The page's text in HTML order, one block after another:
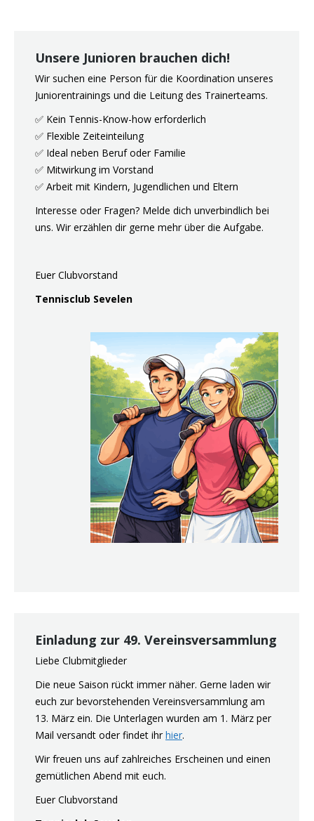
Unsere Junioren brauchen dich!
Wir suchen eine Person für die Koordination unseres
Juniorentrainings und die Leitung des Trainerteams.
✅ Kein Tennis-Know-how erforderlich
✅ Flexible Zeiteinteilung
✅ Ideal neben Beruf oder Familie
✅ Mitwirkung im Vorstand
✅ Arbeit mit Kindern, Jugendlichen und Eltern
Interesse oder Fragen? Melde dich unverbindlich bei
uns. Wir erzählen dir gerne mehr über die Aufgabe.
Euer Clubvorstand
Tennisclub Sevelen
Einladung zur 49. Vereinsversammlung
Liebe Clubmitglieder
Die neue Saison rückt immer näher. Gerne laden wir
euch zur bevorstehenden Vereinsversammlung am
13. März ein. Die Unterlagen wurden am 1. März per
Mail versandt oder findet ihr hier.
Wir freuen uns auf zahlreiches Erscheinen und einen
gemütlichen Abend mit euch.
Euer Clubvorstand